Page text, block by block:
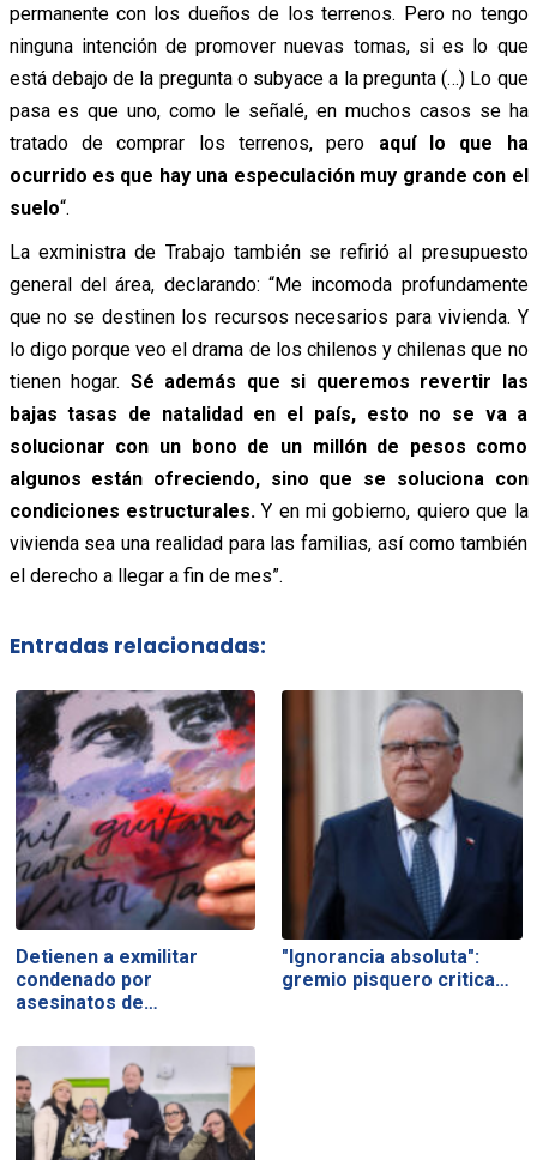
permanente con los dueños de los terrenos. Pero no tengo
ninguna intención de promover nuevas tomas, si es lo que
está debajo de la pregunta o subyace a la pregunta (…) Lo que
pasa es que uno, como le señalé, en muchos casos se ha
tratado de comprar los terrenos, pero aquí lo que ha
ocurrido es que hay una especulación muy grande con el
suelo“.
La exministra de Trabajo también se refirió al presupuesto
general del área, declarando: “Me incomoda profundamente
que no se destinen los recursos necesarios para vivienda. Y
lo digo porque veo el drama de los chilenos y chilenas que no
tienen hogar. Sé además que si queremos revertir las
bajas tasas de natalidad en el país, esto no se va a
solucionar con un bono de un millón de pesos como
algunos están ofreciendo, sino que se soluciona con
condiciones estructurales.Y en mi gobierno, quiero que la
vivienda sea una realidad para las familias, así como también
el derecho a llegar a fin de mes”.
Entradas relacionadas:
Detienen a exmilitar
condenado por
asesinatos de…
"Ignorancia absoluta":
gremio pisquero critica…